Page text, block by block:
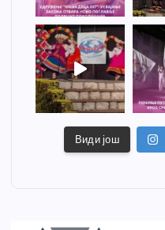
Види још